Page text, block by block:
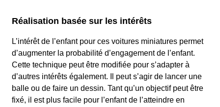
Réalisation basée sur les intérêts
L’intérêt de l’enfant pour ces voitures miniatures permet
d’augmenter la probabilité d’engagement de l’enfant.
Cette technique peut être modifiée pour s’adapter à
d’autres intérêts également. Il peut s’agir de lancer une
balle ou de faire un dessin. Tant qu’un objectif peut être
fixé, il est plus facile pour l’enfant de l’atteindre en